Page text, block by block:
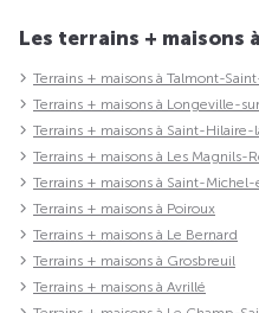
Les terrains + maisons
Terrains + maisons à Talmont-
Terrains + maisons à Longeville-
Terrains + maisons à Saint-Hilaire-
Terrains + maisons à Les Magnils-
Terrains + maisons à Saint-
Terrains + maisons à Poiroux
Terrains + maisons à Le Bernard
Terrains + maisons à Grosbreuil
Terrains + maisons à Avrillé